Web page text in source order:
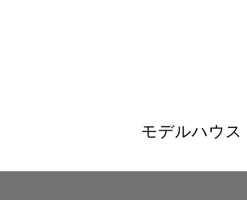
モデルハウス